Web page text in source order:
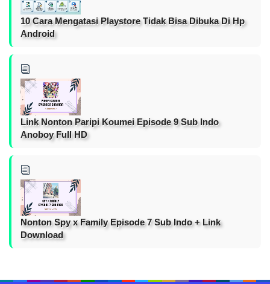
10 Cara Mengatasi Playstore Tidak Bisa Dibuka Di Hp
Android
Link Nonton Paripi Koumei Episode 9 Sub Indo
Anoboy Full HD
Nonton Spy x Family Episode 7 Sub Indo + Link
Download